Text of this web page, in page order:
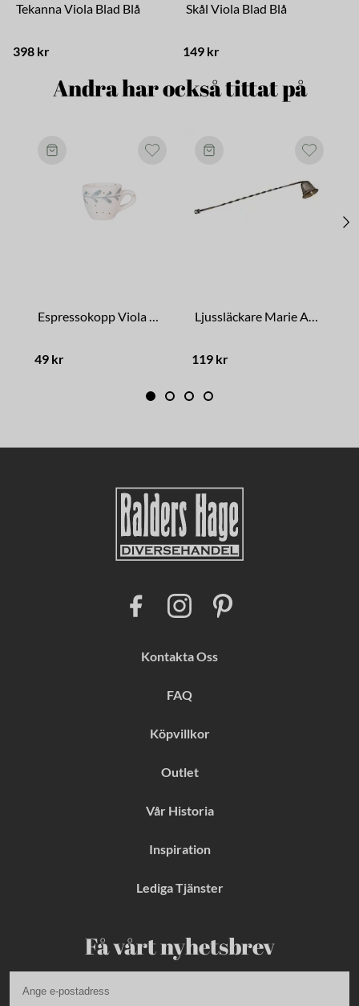
Tekanna Viola Blad Blå
398 kr
Skål Viola Blad Blå
149 kr
Andra har också tittat på
Espressokopp Viola Blad Grön
49 kr
Ljussläckare Marie Antik Mässing
119 kr
Kontakta Oss
FAQ
Köpvillkor
Outlet
Vår Historia
Inspiration
Lediga Tjänster
Få vårt nyhetsbrev
b
o
I
n
g
a
m